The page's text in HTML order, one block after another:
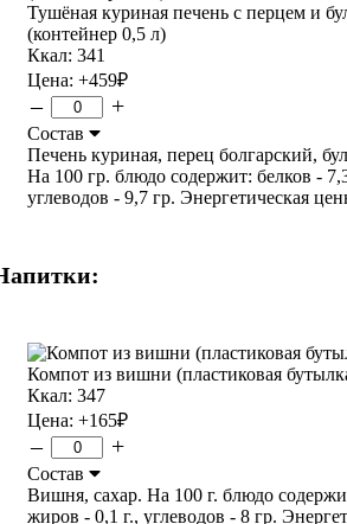
Тушёная куриная печень с перцем и
(контейнер 0,5 л)
Ккал: 341
Цена: +459₽
– +
Состав
Печень куриная, перец болгарский,
На 100 гр. блюдо содержит: белков -
углеводов - 9,7 гр. Энергетическая
Компот из вишни (пластиковая
Ккал: 347
Цена: +165₽
– +
Состав
Вишня, сахар. На 100 г. блюдо
жиров - 0,1 г., углеводов - 8 гр.